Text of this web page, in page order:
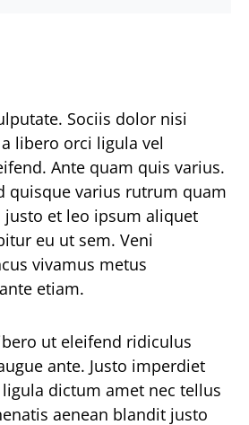
Sociis dolor nisi
libero orci ligula vel
Ante quam quis varius.
quisque varius rutrum quam
justo et leo ipsum aliquet
eu ut sem. Veni
vivamus metus
etiam.
ut eleifend ridiculus
ante. Justo imperdiet
dictum amet nec tellus
aenean blandit justo